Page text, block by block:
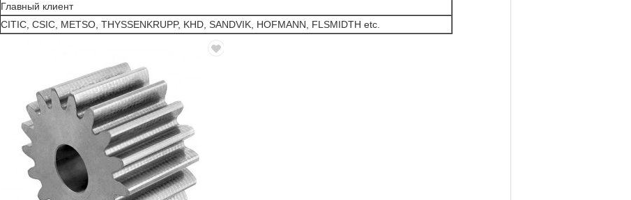
Главный клиент
CITIC, CSIC, METSO, THYSSENKRUPP, KHD, SANDVIK, HOFMANN, FLSMIDTH etc.